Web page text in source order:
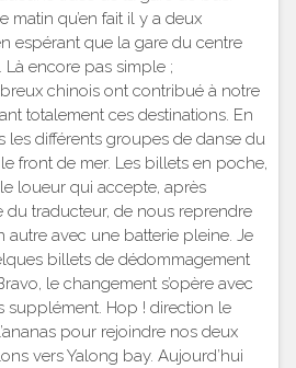
qu’en fait il y a deux
espérant que la gare du centre
Là encore pas simple ;
chinois ont contribué à notre
totalement ces destinations. En
les différents groupes de danse du
front de mer. Les billets en poche,
loueur qui accepte, après
du traducteur, de nous reprendre
autre avec une batterie pleine. Je
billets de dédommagement
le changement s’opère avec
supplément. Hop ! direction le
pour rejoindre nos deux
vers Yalong bay. Aujourd’hui